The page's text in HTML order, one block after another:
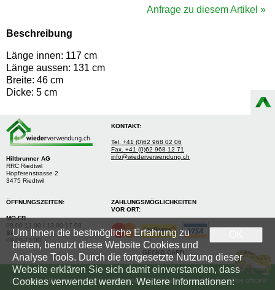
Anfrage zu diesem Artikel »
Beschreibung
Länge innen: 117 cm
Länge aussen: 131 cm
Breite: 46 cm
Dicke: 5 cm
Hiltbrunner AG
RRC Riedtwil
Hopferenstrasse 2
3475 Riedtwil
KONTAKT:
Tel. +41 (0)62 968 02 06
Fax. +41 (0)62 968 12 71
info@wiederverwendung.ch
ÖFFNUNGSZEITEN:
MO-FR
08.00-12.00 / 13.00-17.00
SA
09.00-13.00
ZAHLUNGSMÖGLICHKEITEN
VOR ORT:
GECKO CARD
Impressum|Datenschutz| © byHiltbrunner AG| Design byLerchdesign| blue office®
Um Ihnen die bestmögliche Erfahrung zu
bieten, benutzt diese Website Cookies und
Analyse Tools. Durch die fortgesetzte Nutzung dieser
Website erklären Sie sich damit einverstanden, dass
Cookies verwendet werden. Weitere Informationen: